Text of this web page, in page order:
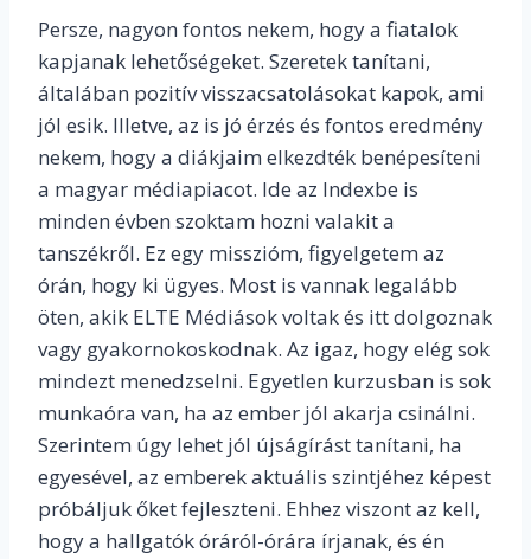
Persze, nagyon fontos nekem, hogy a fiatalok
kapjanak lehetőségeket. Szeretek tanítani,
általában pozitív visszacsatolásokat kapok, ami
jól esik. Illetve, az is jó érzés és fontos eredmény
nekem, hogy a diákjaim elkezdték benépesíteni
a magyar médiapiacot. Ide az Indexbe is
minden évben szoktam hozni valakit a
tanszékről. Ez egy misszióm, figyelgetem az
órán, hogy ki ügyes. Most is vannak legalább
öten, akik ELTE Médiások voltak és itt dolgoznak
vagy gyakornokoskodnak. Az igaz, hogy elég sok
mindezt menedzselni. Egyetlen kurzusban is sok
munkaóra van, ha az ember jól akarja csinálni.
Szerintem úgy lehet jól újságírást tanítani, ha
egyesével, az emberek aktuális szintjéhez képest
próbáljuk őket fejleszteni. Ehhez viszont az kell,
hogy a hallgatók óráról-órára írjanak, és én